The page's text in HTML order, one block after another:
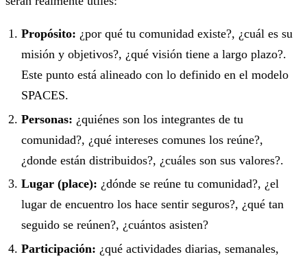
Propósito: ¿por qué tu comunidad existe?, ¿cuál es su
misión y objetivos?, ¿qué visión tiene a largo plazo?.
Este punto está alineado con lo definido en el modelo
SPACES.
Personas: ¿quiénes son los integrantes de tu
comunidad?, ¿qué intereses comunes los reúne?,
¿donde están distribuidos?, ¿cuáles son sus valores?.
Lugar (place): ¿dónde se reúne tu comunidad?, ¿el
lugar de encuentro los hace sentir seguros?, ¿qué tan
seguido se reúnen?, ¿cuántos asisten?
Participación: ¿qué actividades diarias, semanales,